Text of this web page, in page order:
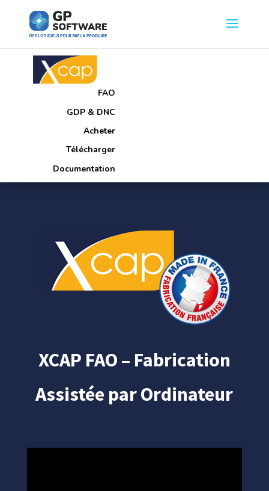
FAO
GDP & DNC
Acheter
Télécharger
Documentation
XCAP FAO – Fabrication
Assistée par Ordinateur